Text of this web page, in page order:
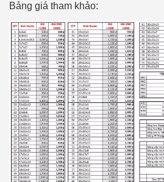
Bảng giá tham khảo: